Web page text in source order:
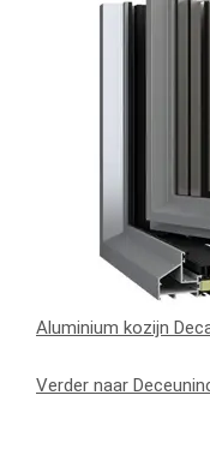
Aluminium kozijn
Verder naar